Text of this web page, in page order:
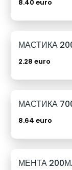
8.40 euro
МАСТИКА
2.28 euro
МАСТИКА
8.64 euro
МЕНТА